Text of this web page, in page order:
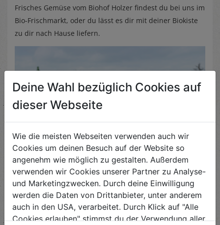
Frisches Gemüse vom Biohof Holzer findest du bei uns im
Bio-Frischmarkt, oder du lässt es dir mit deiner Biokiste
zu dir nach Hause liefern.
Deine Wahl bezüglich Cookies auf
dieser Webseite
Wie die meisten Webseiten verwenden auch wir
Cookies um deinen Besuch auf der Website so
angenehm wie möglich zu gestalten. Außerdem
verwenden wir Cookies unserer Partner zu Analyse-
und Marketingzwecken. Durch deine Einwilligung
werden die Daten von Drittanbieter, unter anderem
auch in den USA, verarbeitet. Durch Klick auf "Alle
Cookies erlauben" stimmst du der Verwendung aller